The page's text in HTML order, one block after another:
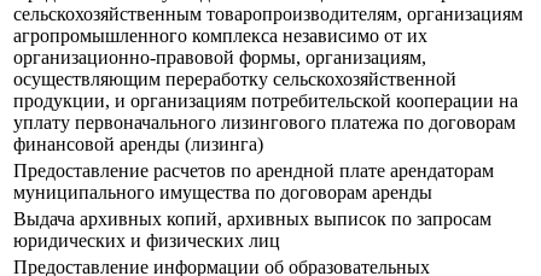
сельскохозяйственным товаропроизводителям, организациям
агропромышленного комплекса независимо от их
организационно-правовой формы, организациям,
осуществляющим переработку сельскохозяйственной
продукции, и организациям потребительской кооперации на
уплату первоначального лизингового платежа по договорам
финансовой аренды (лизинга)
Предоставление расчетов по арендной плате арендаторам
муниципального имущества по договорам аренды
Выдача архивных копий, архивных выписок по запросам
юридических и физических лиц
Предоставление информации об образовательных